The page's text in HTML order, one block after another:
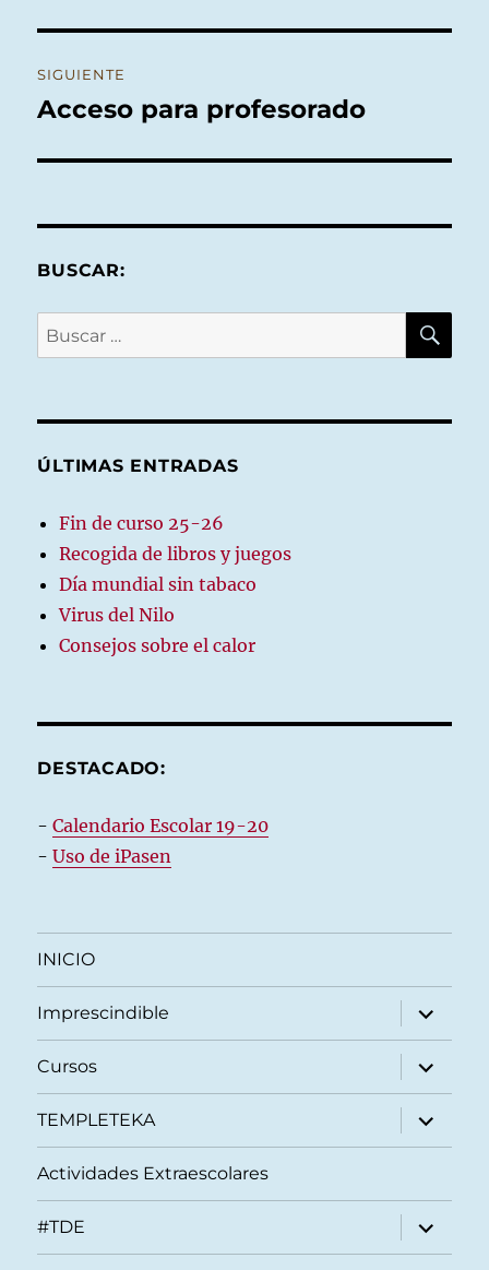
SIGUIENTE
Entrada
Acceso para profesorado
BUSCAR:
Buscar
por:
ÚLTIMAS ENTRADAS
Fin de curso 25-26
Recogida de libros y juegos
Día mundial sin tabaco
Virus del Nilo
Consejos sobre el calor
DESTACADO:
-Calendario Escolar 19-20
-Uso de iPasen
INICIO
Imprescindible
expande
el
menú
inferior
Cursos
expande
el
menú
inferior
TEMPLETEKA
expande
el
menú
Actividades Extraescolares
#TDE
expande
el
menú